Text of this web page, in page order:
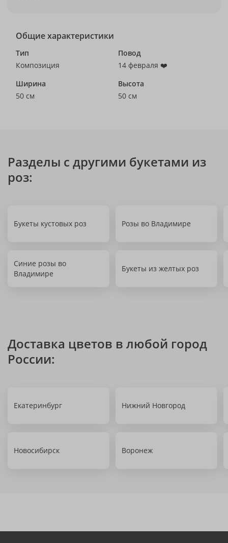
Общие характеристики
Тип
Композиция
Повод
14 февраля ❤️
Ширина
50 см
Высота
50 см
Разделы с другими букетами из
роз:
Букеты кустовых роз Розы во Владимире
Синие розы во
Владимире
Букеты из желтых роз
Доставка цветов в любой город
России:
Екатеринбург Нижний Новгород
Новосибирск Воронеж